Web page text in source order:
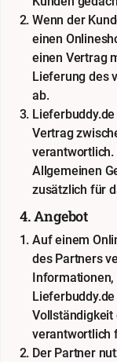
Wenn der
einen
einen Vertrag
Lieferung des
ab.
Vertrag
Allgemeinen
zusätzlich für
4. Angebot
Auf einem
des Partners
verantwortlich
Der Partner